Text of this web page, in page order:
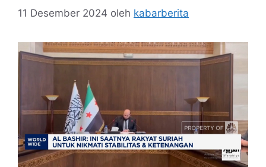
11 Desember 2024 oleh kabarberita